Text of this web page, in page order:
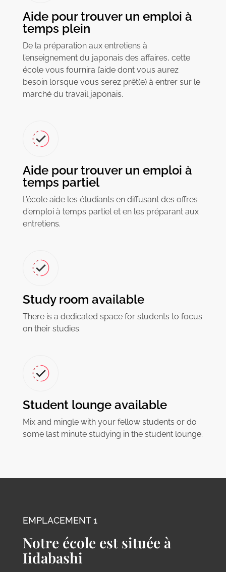
Aide pour trouver un emploi à
temps plein
De la préparation aux entretiens à
l’enseignement du japonais des affaires, cette
école vous fournira l’aide dont vous aurez
besoin lorsque vous serez prêt(e) à entrer sur le
marché du travail japonais.
Aide pour trouver un emploi à
temps partiel
L’école aide les étudiants en diffusant des offres
d’emploi à temps partiel et en les préparant aux
entretiens.
Study room available
There is a dedicated space for students to focus
on their studies.
Student lounge available
Mix and mingle with your fellow students or do
some last minute studying in the student lounge.
EMPLACEMENT 1
Notre école est située à
Iidabashi